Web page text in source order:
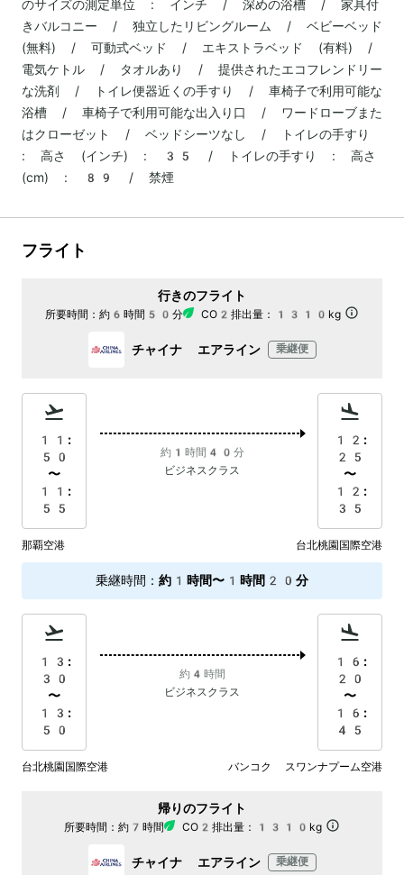
のサイズの測定単位 : インチ / 深めの浴槽 / 家具付
きバルコニー / 独立したリビングルーム / ベビーベッド
(無料) / 可動式ベッド / エキストラベッド (有料) /
電気ケトル / タオルあり / 提供されたエコフレンドリー
な洗剤 / トイレ便器近くの手すり / 車椅子で利用可能な
浴槽 / 車椅子で利用可能な出入り口 / ワードローブまた
はクローゼット / ベッドシーツなし / トイレの手すり
: 高さ (インチ) : 35 / トイレの手すり : 高さ
(cm) : 89 / 禁煙
フライト
行きのフライト
所要時間： 約6時間50分 CO2排出量： 1310kg
チャイナ エアライン 乗継便
11:
50
〜
11:
55
約1時間40分
ビジネスクラス
12:
25
〜
12:
35
那覇空港 台北桃園国際空港
乗継時間 ： 約1時間〜1時間20分
13:
30
〜
13:
50
約4時間
ビジネスクラス
16:
20
〜
16:
45
台北桃園国際空港 バンコク スワンナプーム空港
帰りのフライト
所要時間： 約7時間 CO2排出量： 1310kg
チャイナ エアライン 乗継便